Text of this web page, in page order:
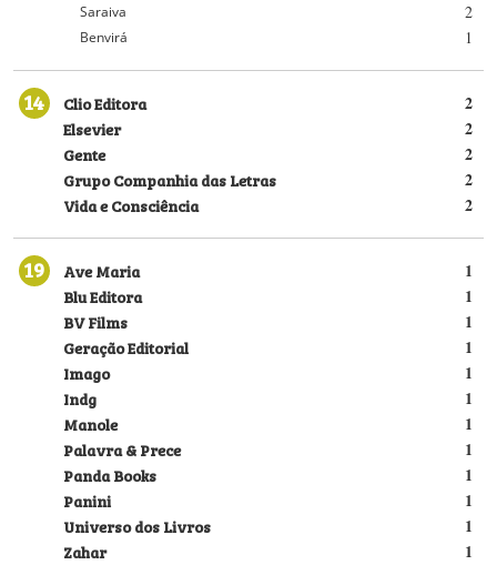
2
Saraiva
1
Benvirá
14 2
Clio Editora
2
Elsevier
2
Gente
2
Grupo Companhia das Letras
2
Vida e Consciência
19 1
Ave Maria
1
Blu Editora
1
BV Films
1
Geração Editorial
1
Imago
1
Indg
1
Manole
1
Palavra & Prece
1
Panda Books
1
Panini
1
Universo dos Livros
1
Zahar